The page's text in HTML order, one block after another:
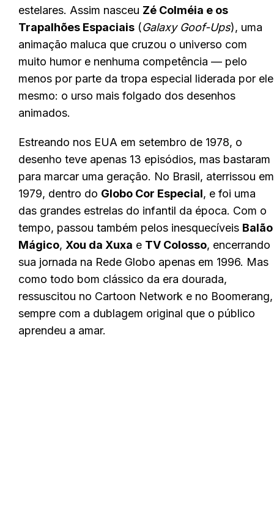
estelares. Assim nasceu Zé Colméia e os
Trapalhões Espaciais (Galaxy Goof-Ups), uma
animação maluca que cruzou o universo com
muito humor e nenhuma competência — pelo
menos por parte da tropa especial liderada por ele
mesmo: o urso mais folgado dos desenhos
animados.
Estreando nos EUA em setembro de 1978, o
desenho teve apenas 13 episódios, mas bastaram
para marcar uma geração. No Brasil, aterrissou em
1979, dentro do Globo Cor Especial, e foi uma
das grandes estrelas do infantil da época. Com o
tempo, passou também pelos inesquecíveis Balão
Mágico, Xou da Xuxa e TV Colosso, encerrando
sua jornada na Rede Globo apenas em 1996. Mas
como todo bom clássico da era dourada,
ressuscitou no Cartoon Network e no Boomerang,
sempre com a dublagem original que o público
aprendeu a amar.